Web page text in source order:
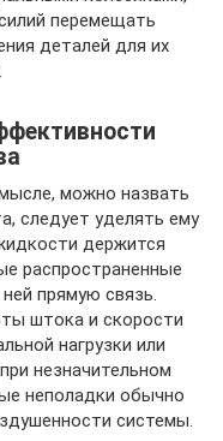
перемещать
деталей для их
можно назвать
следует уделять ему
держится
распространенные
прямую связь.
штока и скорости
нагрузки или
незначительном
неполадки обычно
системы.